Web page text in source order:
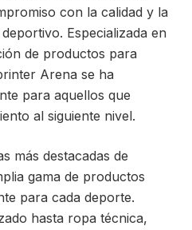
con la calidad y la
Especializada en
de productos para
Arena se ha
para aquellos que
al siguiente nivel.
más destacadas de
gama de productos
para cada deporte.
hasta ropa técnica,